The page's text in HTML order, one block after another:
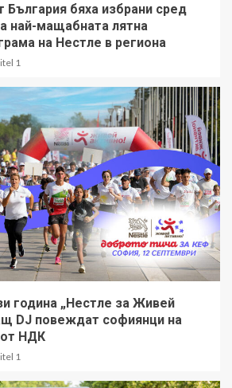
България бяха избрани сред
най-мащабната лятна
на Нестле в региона
1
година „Нестле за Живей
DJ повеждат софиянци на
от НДК
1